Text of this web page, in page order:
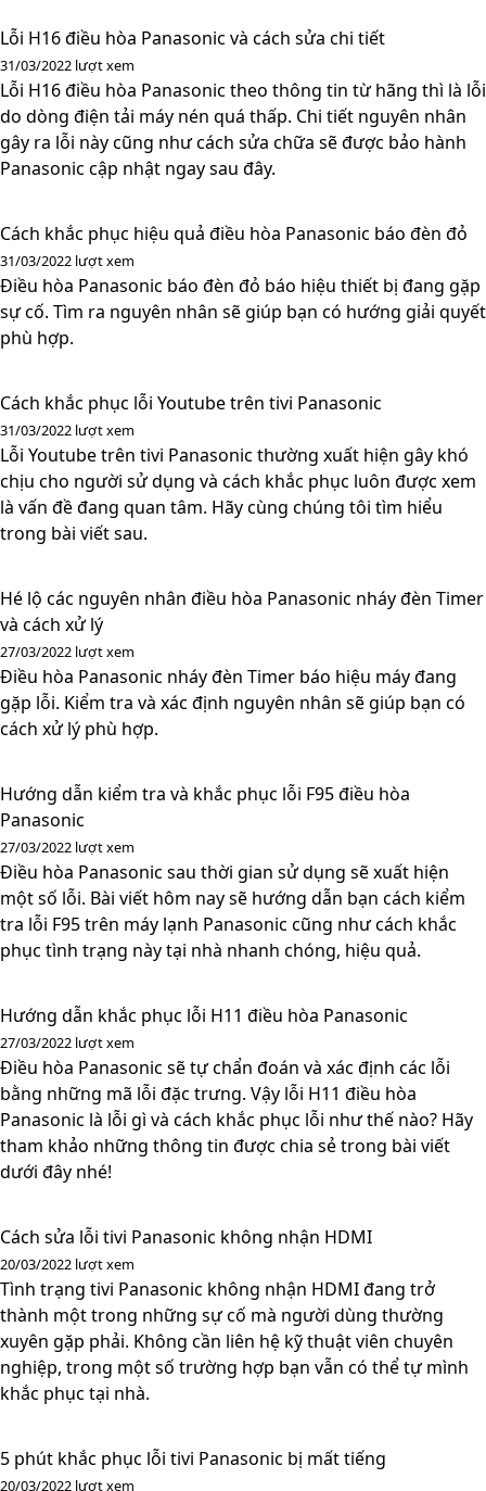
Lỗi H16 điều hòa Panasonic và cách sửa chi tiết
31/03/2022 lượt xem
Lỗi H16 điều hòa Panasonic theo thông tin từ hãng thì là lỗi
do dòng điện tải máy nén quá thấp. Chi tiết nguyên nhân
gây ra lỗi này cũng như cách sửa chữa sẽ được bảo hành
Panasonic cập nhật ngay sau đây.
Cách khắc phục hiệu quả điều hòa Panasonic báo đèn đỏ
31/03/2022 lượt xem
Điều hòa Panasonic báo đèn đỏ báo hiệu thiết bị đang gặp
sự cố. Tìm ra nguyên nhân sẽ giúp bạn có hướng giải quyết
phù hợp.
Cách khắc phục lỗi Youtube trên tivi Panasonic
31/03/2022 lượt xem
Lỗi Youtube trên tivi Panasonic thường xuất hiện gây khó
chịu cho người sử dụng và cách khắc phục luôn được xem
là vấn đề đang quan tâm. Hãy cùng chúng tôi tìm hiểu
trong bài viết sau.
Hé lộ các nguyên nhân điều hòa Panasonic nháy đèn Timer
và cách xử lý
27/03/2022 lượt xem
Điều hòa Panasonic nháy đèn Timer báo hiệu máy đang
gặp lỗi. Kiểm tra và xác định nguyên nhân sẽ giúp bạn có
cách xử lý phù hợp.
Hướng dẫn kiểm tra và khắc phục lỗi F95 điều hòa
Panasonic
27/03/2022 lượt xem
Điều hòa Panasonic sau thời gian sử dụng sẽ xuất hiện
một số lỗi. Bài viết hôm nay sẽ hướng dẫn bạn cách kiểm
tra lỗi F95 trên máy lạnh Panasonic cũng như cách khắc
phục tình trạng này tại nhà nhanh chóng, hiệu quả.
Hướng dẫn khắc phục lỗi H11 điều hòa Panasonic
27/03/2022 lượt xem
Điều hòa Panasonic sẽ tự chẩn đoán và xác định các lỗi
bằng những mã lỗi đặc trưng. Vậy lỗi H11 điều hòa
Panasonic là lỗi gì và cách khắc phục lỗi như thế nào? Hãy
tham khảo những thông tin được chia sẻ trong bài viết
dưới đây nhé!
Cách sửa lỗi tivi Panasonic không nhận HDMI
20/03/2022 lượt xem
Tình trạng tivi Panasonic không nhận HDMI đang trở
thành một trong những sự cố mà người dùng thường
xuyên gặp phải. Không cần liên hệ kỹ thuật viên chuyên
nghiệp, trong một số trường hợp bạn vẫn có thể tự mình
khắc phục tại nhà.
5 phút khắc phục lỗi tivi Panasonic bị mất tiếng
20/03/2022 lượt xem